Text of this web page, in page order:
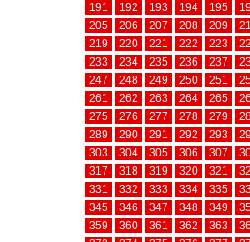
191
192 193 194 195
205
206 207 208 209
219
220 221 222 223
233
234 235 236 237
247
248 249 250 251
261
262 263 264 265
275
276 277 278 279
289
290 291 292 293
303
304 305 306 307
317
318 319 320 321
331
332 333 334 335
345
346 347 348 349
359
360 361 362 363